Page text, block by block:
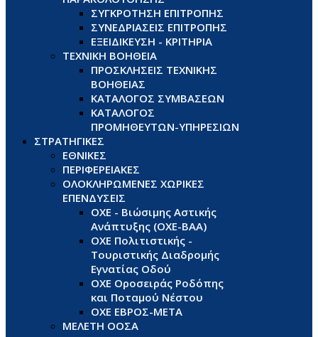
ΣΥΓΚΡΟΤΗΣΗ ΕΠΙΤΡΟΠΗΣ
ΣΥΝΕΔΡΙΑΣΕΙΣ ΕΠΙΤΡΟΠΗΣ
ΕΞΕΙΔΙΚΕΥΣΗ - ΚΡΙΤΗΡΙΑ
ΤΕΧΝΙΚΗ ΒΟΗΘΕΙΑ
ΠΡΟΣΚΛΗΣΕΙΣ ΤΕΧΝΙΚΗΣ
ΒΟΗΘΕΙΑΣ
ΚΑΤΑΛΟΓΟΣ ΣΥΜΒΑΣΕΩΝ
ΚΑΤΑΛΟΓΟΣ
ΠΡΟΜΗΘΕΥΤΩΝ-ΥΠΗΡΕΣΙΩΝ
ΣΤΡΑΤΗΓΙΚΕΣ
ΕΘΝΙΚΕΣ
ΠΕΡΙΦΕΡΕΙΑΚΕΣ
ΟΛΟΚΛΗΡΩΜΕΝΕΣ ΧΩΡΙΚΕΣ
ΕΠΕΝΔΥΣΕΙΣ
ΟΧΕ - Βιώσιμης Αστικής
Ανάπτυξης (ΟΧΕ-ΒΑΑ)
ΟΧΕ Πολιτιστικής -
Τουριστικής Διαδρομής
Εγνατίας Οδού
ΟΧΕ Οροσειράς Ροδόπης
και Ποταμού Νέστου
ΟΧΕ ΕΒΡΟΣ-ΜΕΤΑ
ΜΕΛΕΤΗ ΟΟΣΑ